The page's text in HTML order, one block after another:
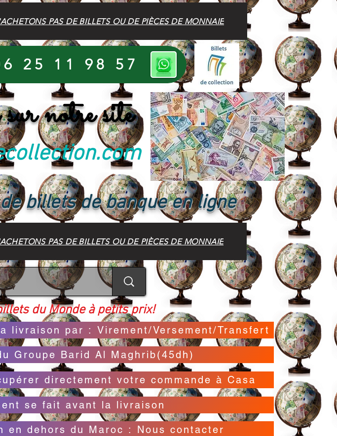
PAS DE BILLETS OU DE PIÈCES DE MONNAIE
25 11 98 57
notre site
billets de banque en ligne
PAS DE BILLETS OU DE PIÈCES DE MONNAIE
du Monde à petits prix!
livraison par : Virement/Versement/Transfert
Groupe Barid Al Maghrib(45dh)
directement votre commande à Casa
se fait avant la livraison
en dehors du Maroc : Nous contacter